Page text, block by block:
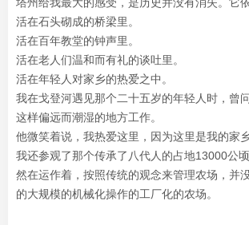
塔州给我最大的感受，是历史并没有消失。它依
活在石头砌成的桥梁里。
活在百年教堂的钟声里。
活在老人们温和而有礼的谈吐里。
活在年轻人对家乡的热爱之中。
我在戈登河遇见那个二十五岁的年轻人时，曾
这样偏远而潮湿的地方工作。
他微笑着说，我热爱这里，因为这里是我的家乡
我还参观了那个传承了八代人的占地13000公
然在运作着，按照传统的观念来管理农场，并
的大规模的机械化操作的工厂化的农场。